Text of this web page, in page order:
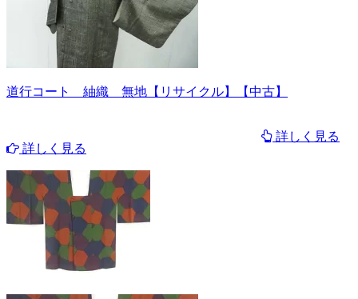
道行コート 紬織 無地【リサイクル】【中古】
詳しく見る
詳しく見る